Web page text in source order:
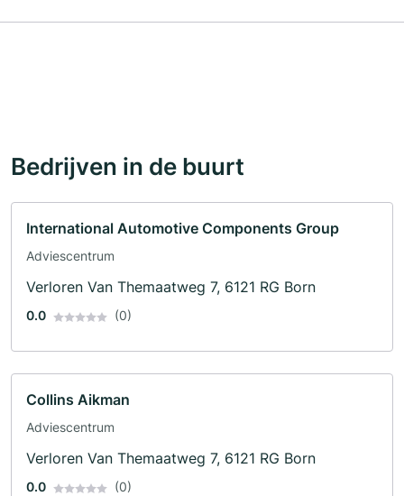
Bedrijven in de buurt
International Automotive Components Group
Adviescentrum
Verloren Van Themaatweg 7, 6121 RG Born
0.0 (0)
Collins Aikman
Adviescentrum
Verloren Van Themaatweg 7, 6121 RG Born
0.0 (0)